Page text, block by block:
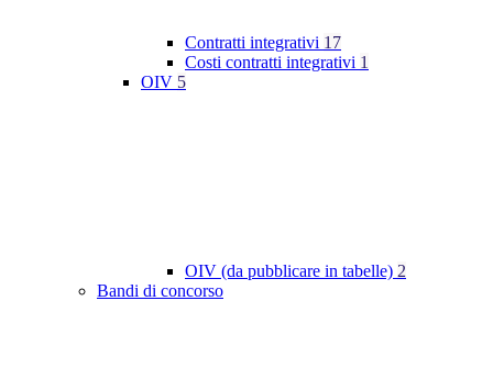
Contratti integrativi 17
Costi contratti integrativi 1
OIV 5
OIV (da pubblicare in tabelle) 2
Bandi di concorso